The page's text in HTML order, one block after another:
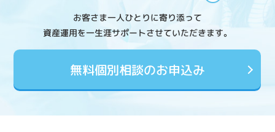
お客さま一人ひとりに寄り添って
資産運用を一生涯サポートさせていただきます。
無料個別相談のお申込み